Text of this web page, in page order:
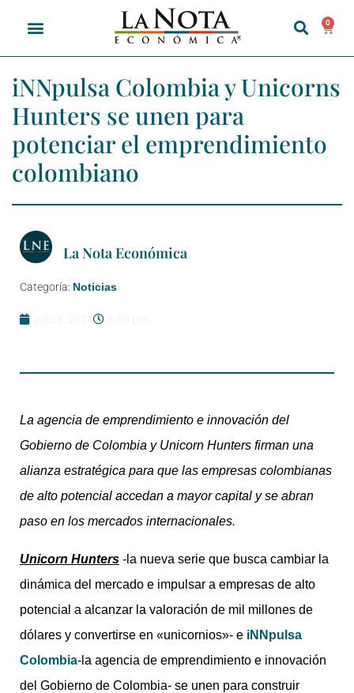
0
iNNpulsa Colombia y Unicorns
Hunters se unen para
potenciar el emprendimiento
colombiano
La Nota Económica
Categoría: Noticias
La agencia de emprendimiento e innovación del
Gobierno de Colombia y Unicorn Hunters firman una
alianza estratégica para que las empresas colombianas
de alto potencial accedan a mayor capital y se abran
paso en los mercados internacionales.
Unicorn Hunters -la nueva serie que busca cambiar la
dinámica del mercado e impulsar a empresas de alto
potencial a alcanzar la valoración de mil millones de
dólares y convertirse en «unicornios»- e iNNpulsa
Colombia-la agencia de emprendimiento e innovación
del Gobierno de Colombia- se unen para construir